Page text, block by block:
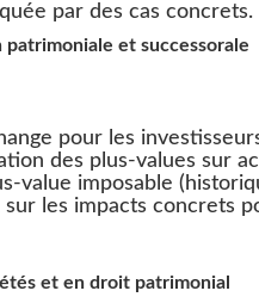
par des cas concrets.
et successorale
pour les
des plus-values sur
value imposable
les impacts concrets
et en droit patrimonial